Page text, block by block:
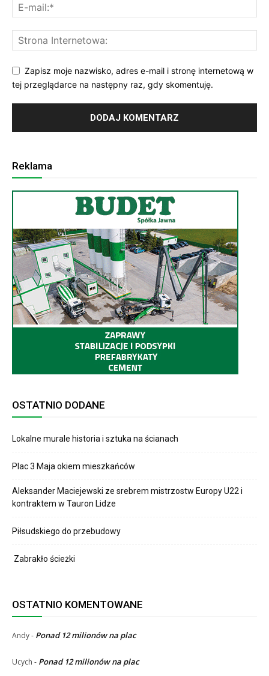
Zapisz moje nazwisko, adres e-mail i stronę internetową w
tej przeglądarce na następny raz, gdy skomentuję.
Reklama
OSTATNIO DODANE
Lokalne murale historia i sztuka na ścianach
Plac 3 Maja okiem mieszkańców
Aleksander Maciejewski ze srebrem mistrzostw Europy U22 i
kontraktem w Tauron Lidze
Piłsudskiego do przebudowy
Zabrakło ścieżki
OSTATNIO KOMENTOWANE
Andy- Ponad 12 milionów na plac
Ucych - Ponad 12 milionów na plac